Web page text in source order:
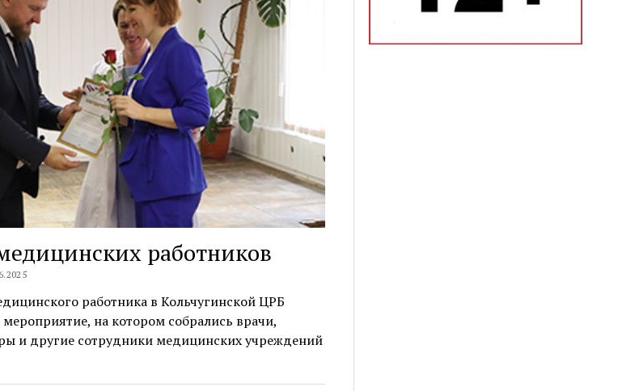
работников
работника в Кольчугинской ЦРБ
на котором собрались врачи,
и другие сотрудники медицинских учреждений